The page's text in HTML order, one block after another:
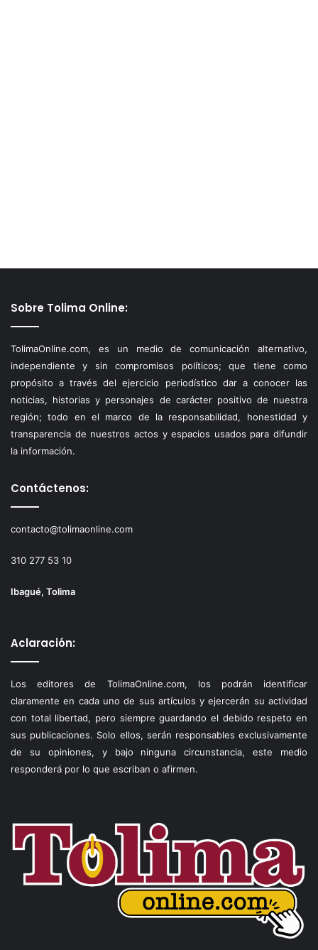
Sobre Tolima Online:
TolimaOnline.com, es un medio de comunicación alternativo,
independiente y sin compromisos políticos; que tiene como
propósito a través del ejercicio periodístico dar a conocer las
noticias, historias y personajes de carácter positivo de nuestra
región; todo en el marco de la responsabilidad, honestidad y
transparencia de nuestros actos y espacios usados para difundir
la información.
Contáctenos:
contacto@tolimaonline.com
310 277 53 10
Ibagué, Tolima
Aclaración:
Los editores de TolimaOnline.com, los podrán identificar
claramente en cada uno de sus artículos y ejercerán su actividad
con total libertad, pero siempre guardando el debido respeto en
sus publicaciones. Solo ellos, serán responsables exclusivamente
de su opiniones, y bajo ninguna circunstancia, este medio
responderá por lo que escriban o afirmen.